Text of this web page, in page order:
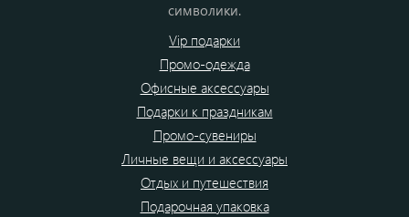
символики.
Vip подарки
Промо-одежда
Офисные аксессуары
Подарки к праздникам
Промо-сувениры
Личные вещи и аксессуары
Отдых и путешествия
Подарочная упаковка